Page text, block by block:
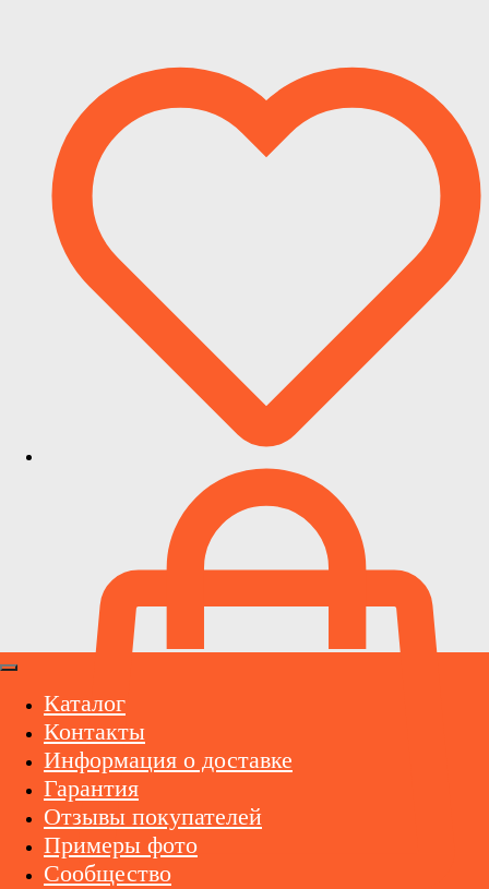
Каталог
Контакты
Информация о доставке
Гарантия
Отзывы покупателей
Примеры фото
Сообщество